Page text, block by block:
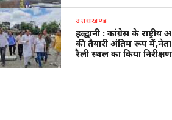
उत्तराखण्ड
हल्द्वानी : कांग्रेस के
की तैयारी अंतिम रूप
रैली स्थल का किया